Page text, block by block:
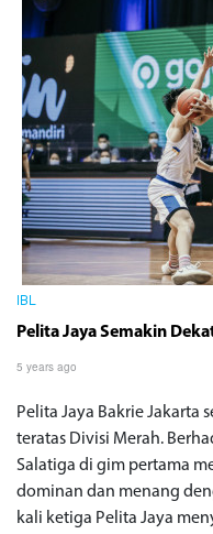
IBL
Pelita Jaya Semakin
5 years ago
Pelita Jaya Bakrie
teratas Divisi Merah.
Salatiga di gim pertama
dominan dan menang
kali ketiga Pelita Jaya